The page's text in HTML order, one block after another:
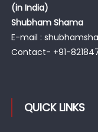
(in India)
Shubham Shama
E-mail :
Contact- +91-
QUICK LINKS